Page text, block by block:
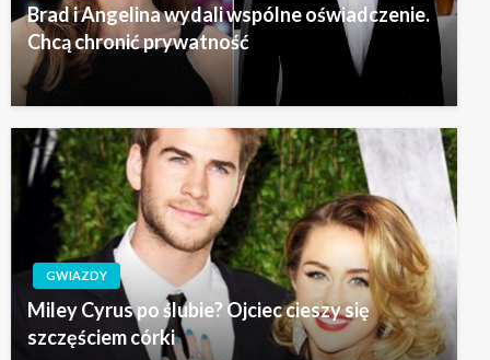
Brad i Angelina wydali wspólne oświadczenie.
Chcą chronić prywatność
GWIAZDY
Miley Cyrus po ślubie? Ojciec cieszy się
szczęściem córki